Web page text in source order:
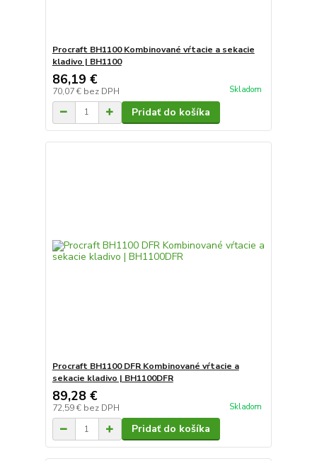
Procraft BH1100 Kombinované vŕtacie a sekacie
kladivo | BH1100
86,19 €
70,07 € bez DPH Skladom
Pridať do košíka
Procraft BH1100 DFR Kombinované vŕtacie a
sekacie kladivo | BH1100DFR
89,28 €
72,59 € bez DPH Skladom
Pridať do košíka